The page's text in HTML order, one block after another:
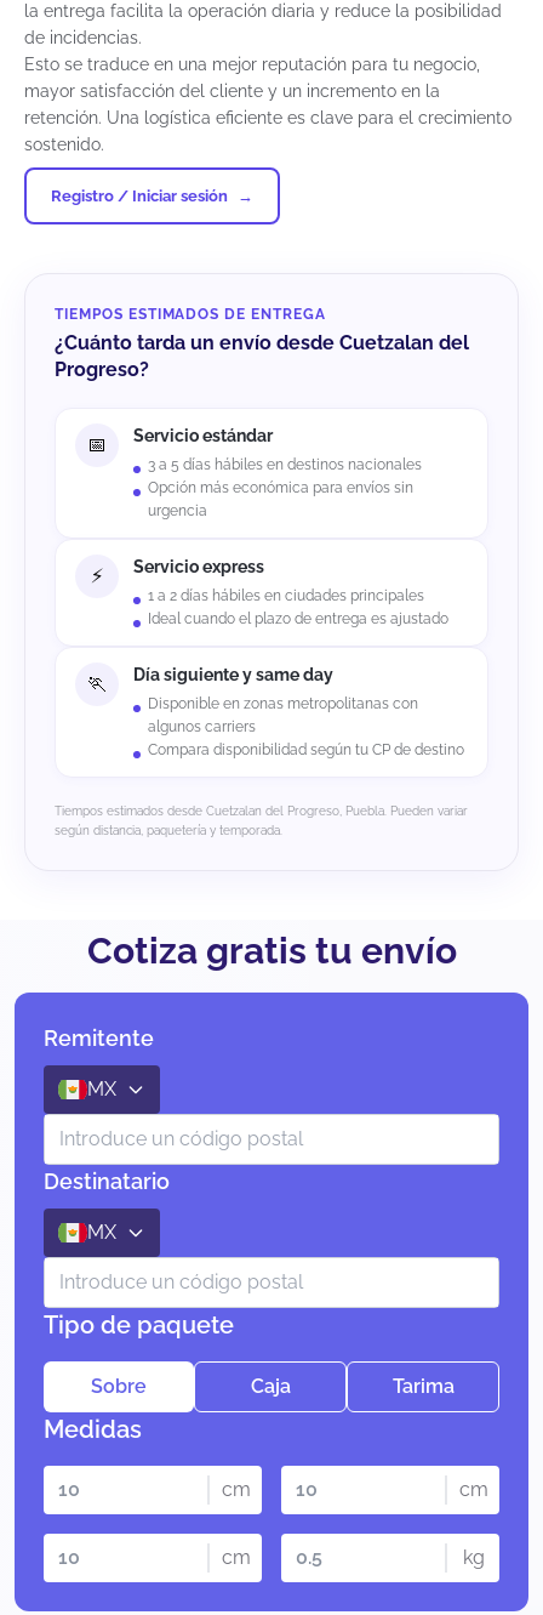
la entrega facilita la operación diaria y reduce la posibilidad
de incidencias.
Esto se traduce en una mejor reputación para tu negocio,
mayor satisfacción del cliente y un incremento en la
retención. Una logística eficiente es clave para el crecimiento
sostenido.
Registro / Iniciar sesión
TIEMPOS ESTIMADOS DE ENTREGA
¿Cuánto tarda un envío desde Cuetzalan del
Progreso?
Servicio estándar
3 a 5 días hábiles en destinos nacionales
Opción más económica para envíos sin
urgencia
Servicio express
1 a 2 días hábiles en ciudades principales
Ideal cuando el plazo de entrega es ajustado
Día siguiente y same day
Disponible en zonas metropolitanas con
algunos carriers
Compara disponibilidad según tu CP de destino
Tiempos estimados desde Cuetzalan del Progreso, Puebla. Pueden variar
según distancia, paquetería y temporada.
Cotiza gratis tu envío
Remitente
MX
Destinatario
MX
Tipo de paquete
Sobre Caja Tarima
Medidas
cm cm
cm kg